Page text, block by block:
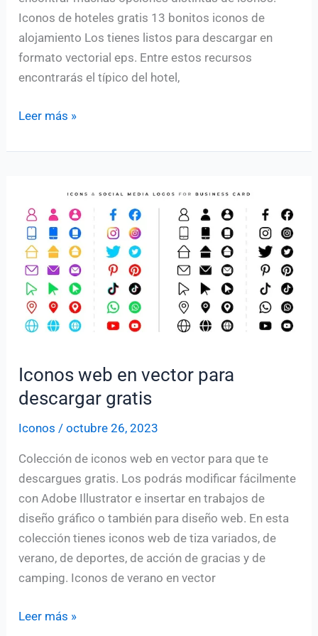
Iconos de hoteles gratis 13 bonitos iconos de
alojamiento Los tienes listos para descargar en
formato vectorial eps. Entre estos recursos
encontrarás el típico del hotel,
Colección
iconos
Leer más »
Iconos web en vector para
descargar gratis
Iconos /octubre 26, 2023
Colección de iconos web en vector para que te
descargues gratis. Los podrás modificar fácilmente
con Adobe Illustrator e insertar en trabajos de
diseño gráfico o también para diseño web. En esta
colección tienes iconos web de tiza variados, de
verano, de deportes, de acción de gracias y de
camping. Iconos de verano en vector
Iconos
Leer más »